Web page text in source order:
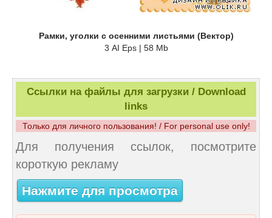
Рамки, уголки с осенними листьями (Вектор)
3 AI Eps | 58 Mb
Ссылки на файлы для загрузки / Download
links
Только для личного пользования! / For personal use only!
Для получения ссылок, посмотрите
короткую рекламу
Нажмите для просмотра